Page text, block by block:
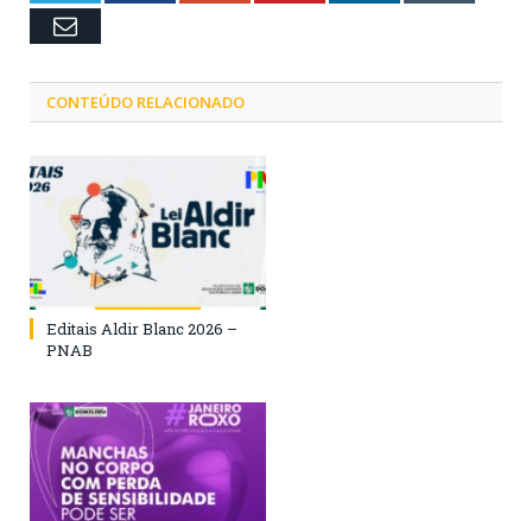
Email
CONTEÚDO RELACIONADO
Editais Aldir Blanc 2026 –
PNAB